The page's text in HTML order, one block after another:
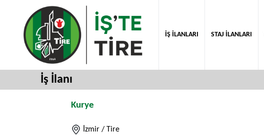
İŞ İLANLARI STAJ İLANLARI
İş İlanı
Kurye
İzmir / Tire